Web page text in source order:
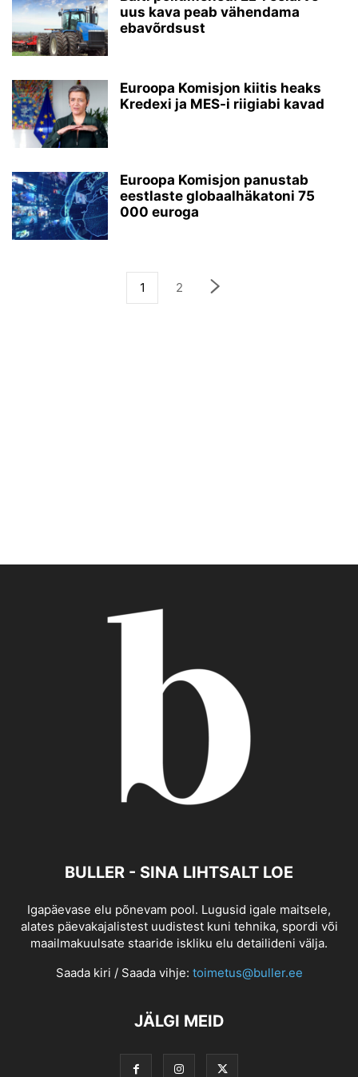
uus kava peab vähendama
ebavõrdsust
Euroopa Komisjon kiitis heaks
Kredexi ja MES-i riigiabi kavad
Euroopa Komisjon panustab
eestlaste globaalhäkatoni 75
000 euroga
1 2
BULLER - SINA LIHTSALT LOE
Igapäevase elu põnevam pool. Lugusid igale maitsele,
alates päevakajalistest uudistest kuni tehnika, spordi või
maailmakuulsate staaride iskliku elu detailideni välja.
Saada kiri / Saada vihje: toimetus@buller.ee
JÄLGI MEID